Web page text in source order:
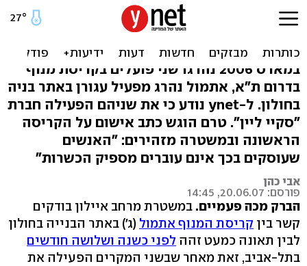
קריסת המנוף בחולון: אסון
שני באותה חברה
במארס 2006 נהרגו שני פועלים בקריסת מנוף
בדרום ת"א, אתמול נהרג מפעיל עגורן באתר בניה
בחולון. ל-ynet נודע כי את שניהם הפעילה חברת
"סקיי ליין". טרם הוגש כתב אישום על הקריסה
הראשונה ובמשטרה מזהירים: "האנשים
שעוסקים בכך אינם עוברים מספיק הכשרות"
אבי כהן
פורסם: 20.06.07, 14:45
הברק מכה פעמיים. במשטרת מרחב איילון בודקים
קשר בין קריסת המנוף אתמול (ג') באתר הבנייה בחולון
לבין תאונה כמעט זהה לפני כשנה ושלושה חודשים
בתל-אביב, זאת מאחר שבשני המקרים הפעילה את